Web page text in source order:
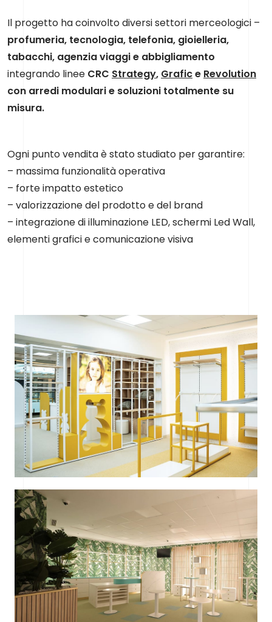
Il progetto ha coinvolto diversi settori merceologici –
profumeria, tecnologia, telefonia, gioielleria,
tabacchi, agenzia viaggi e abbigliamento
integrando linee CRC Strategy, Grafice Revolution
con arredi modulari e soluzioni totalmente su
misura.
Ogni punto vendita è stato studiato per garantire:
– massima funzionalità operativa
– forte impatto estetico
– valorizzazione del prodotto e del brand
– integrazione di illuminazione LED, schermi Led Wall,
elementi grafici e comunicazione visiva